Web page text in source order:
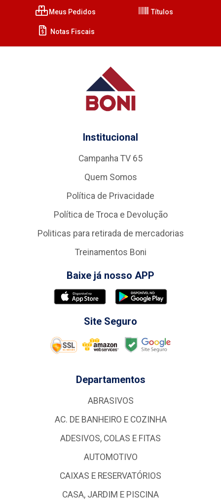
Meus Pedidos Títulos
Notas Fiscais
Institucional
Campanha TV 65
Quem Somos
Política de Privacidade
Política de Troca e Devolução
Politicas para retirada de mercadorias
Treinamentos Boni
Baixe já nosso APP
Site Seguro
Departamentos
ABRASIVOS
AC. DE BANHEIRO E COZINHA
ADESIVOS, COLAS E FITAS
AUTOMOTIVO
CAIXAS E RESERVATÓRIOS
CASA, JARDIM E PISCINA